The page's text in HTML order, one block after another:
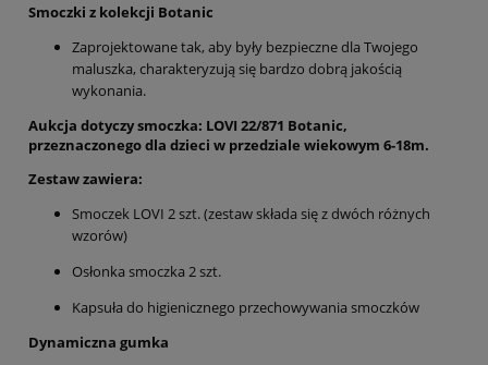
Smoczki z kolekcji Botanic
Zaprojektowane tak, aby były bezpieczne dla Twojego
maluszka, charakteryzują się bardzo dobrą jakością
wykonania.
Aukcja dotyczy smoczka: LOVI 22/871 Botanic,
przeznaczonego dla dzieci w przedziale wiekowym 6-18m.
Zestaw zawiera:
Smoczek LOVI 2 szt. (zestaw składa się z dwóch różnych
wzorów)
Osłonka smoczka 2 szt.
Kapsuła do higienicznego przechowywania smoczków
Dynamiczna gumka